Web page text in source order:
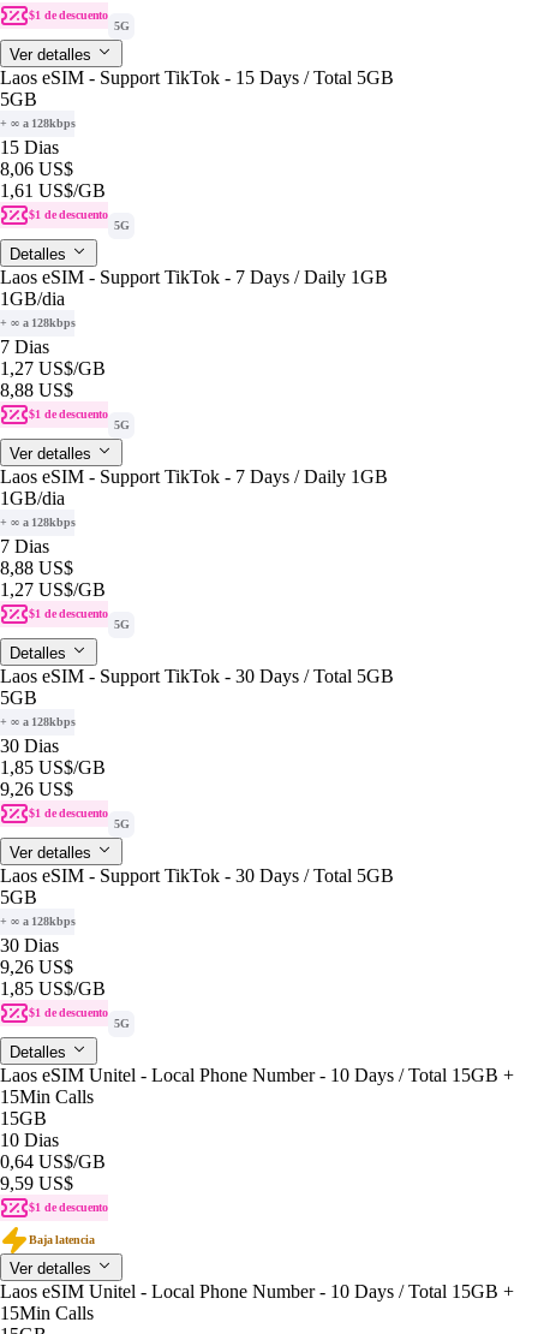
$1 de descuento
5G
Ver detalles
Laos eSIM - Support TikTok - 15 Days / Total 5GB
5GB
+ ∞ a 128kbps
15 Dias
8,06 US$
1,61 US$/GB
$1 de descuento
5G
Detalles
Laos eSIM - Support TikTok - 7 Days / Daily 1GB
1GB/dia
+ ∞ a 128kbps
7 Dias
1,27 US$/GB
8,88 US$
$1 de descuento
5G
Ver detalles
Laos eSIM - Support TikTok - 7 Days / Daily 1GB
1GB/dia
+ ∞ a 128kbps
7 Dias
8,88 US$
1,27 US$/GB
$1 de descuento
5G
Detalles
Laos eSIM - Support TikTok - 30 Days / Total 5GB
5GB
+ ∞ a 128kbps
30 Dias
1,85 US$/GB
9,26 US$
$1 de descuento
5G
Ver detalles
Laos eSIM - Support TikTok - 30 Days / Total 5GB
5GB
+ ∞ a 128kbps
30 Dias
9,26 US$
1,85 US$/GB
$1 de descuento
5G
Detalles
Laos eSIM Unitel - Local Phone Number - 10 Days / Total 15GB +
15Min Calls
15GB
10 Dias
0,64 US$/GB
9,59 US$
$1 de descuento
Baja latencia
Ver detalles
Laos eSIM Unitel - Local Phone Number - 10 Days / Total 15GB +
15Min Calls